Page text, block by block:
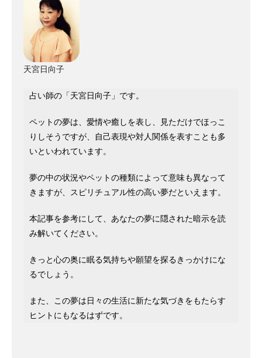
天宮日向子
占い師の「天宮日向子」です。
ペットの夢は、愛情や癒しを表し、見ただけでほっこ
りしそうですが、自己表現や対人関係を表すことも多
いといわれています。
夢の中の状況やペットの種類によって意味も異なって
きますが、スピリチュアル性の高い夢だといえます。
本記事を参考にして、あなたの夢に隠された暗示を読
み解いてください。
きっと心の奥に眠る気持ちや願望を探るきっかけにな
るでしょう。
また、この夢は日々の生活に新たな気づきをもたらす
ヒントにもなるはずです。